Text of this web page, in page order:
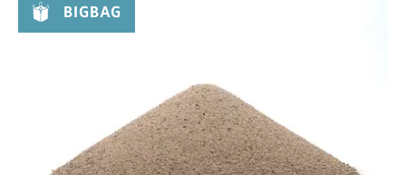
BIGBAG